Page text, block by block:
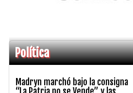
Política
Madryn marchó bajo la consigna